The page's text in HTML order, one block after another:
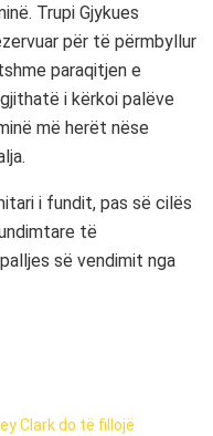
Trupi Gjykues
për të përmbyllur
paraqitjen e
i kërkoi palëve
më herët nëse
i fundit, pas së cilës
të
së vendimit nga
Clark do të fillojë